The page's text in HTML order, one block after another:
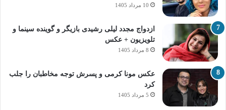
10 مرداد 1405
ازدواج مجدد لیلی رشیدی بازیگر و گوینده سینما و
تلویزیون + عکس
8 مرداد 1405
عکس مونا کرمی و پسرش توجه مخاطبان را جلب
کرد
5 مرداد 1405